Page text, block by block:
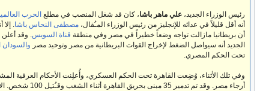
الجديد،علي ماهر باشا، كان قد شغل المنصب في مطلعالحرب العالمية الثانية ويُعتقد
في عدائه للإنجليز من رئيس الوزراء المـُقال،مصطفى النحاس باشا. إلا أنه من الواضح
مازالت تواجه وضعاً خطيراً في مصر وفي منطقة قناة السويس. وقد أعلن رئيس الوزراء
سيواصل الضغط لإخراج القوات البريطانية من مصر وتوحيد مصروالسودان الأنجلو-مصري
المصري.
وُضِعت القاهرة تحت الحكم العسكري، وأُعلِنت الأحكام العرفية المشددة في جميع
أرجاء مصر. وقد تم تدمير 35 مبنى بحريق القاهرة أثناء الشغب وقـُتـِل 100 شخص. الأحكام العرفية